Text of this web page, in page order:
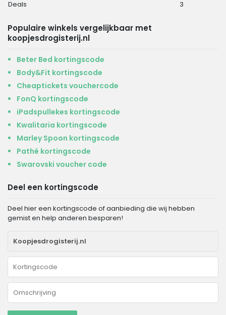
Deals 3
Populaire winkels vergelijkbaar met
koopjesdrogisterij.nl
Beter Bed kortingscode
Body&Fit kortingscode
Cheaptickets vouchercode
FonQ kortingscode
iPadspullekes kortingscode
Kwalitaria kortingscode
Marley Spoon kortingscode
Pathé kortingscode
Swarovski voucher code
Deel een kortingscode
Deel hier een kortingscode of aanbieding die wij hebben
gemist en help anderen besparen!